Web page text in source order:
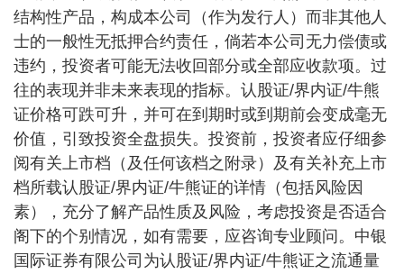
结构性产品，构成本公司（作为发行人）而非其他人
士的一般性无抵押合约责任，倘若本公司无力偿债或
违约，投资者可能无法收回部分或全部应收款项。过
往的表现并非未来表现的指标。认股证/界内证/牛熊
证价格可跌可升，并可在到期时或到期前会变成毫无
价值，引致投资全盘损失。投资前，投资者应仔细参
阅有关上市档（及任何该档之附录）及有关补充上市
档所载认股证/界内证/牛熊证的详情（包括风险因
素），充分了解产品性质及风险，考虑投资是否适合
阁下的个别情况，如有需要，应咨询专业顾问。中银
国际证券有限公司为认股证/界内证/牛熊证之流通量